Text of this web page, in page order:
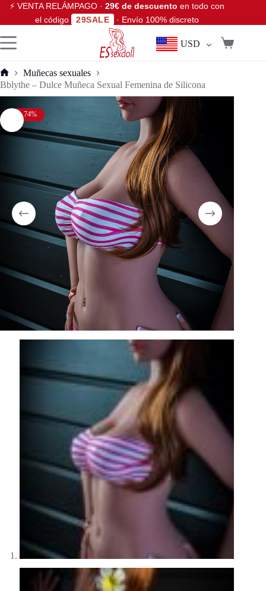
⚡ VENTA RELÁMPAGO ·29€ de descuento en todo con
el código
29SALE · Envío 100% discreto
USD
Muñecas sexuales
Bblythe – Dulce Muñeca Sexual Femenina de Silicona
- 74%